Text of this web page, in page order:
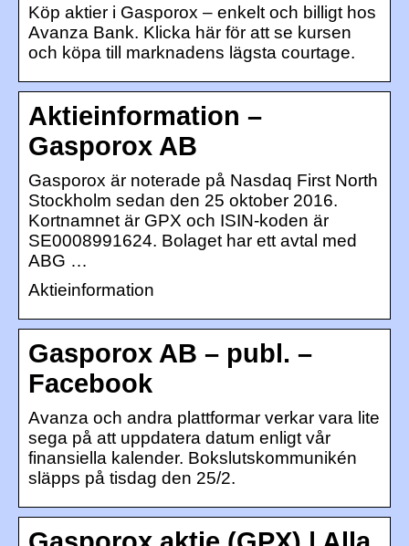
Köp aktier i Gasporox – enkelt och billigt hos
Avanza Bank. Klicka här för att se kursen
och köpa till marknadens lägsta courtage.
Aktieinformation –
Gasporox AB
Gasporox är noterade på Nasdaq First North
Stockholm sedan den 25 oktober 2016.
Kortnamnet är GPX och ISIN-koden är
SE0008991624. Bolaget har ett avtal med
ABG …
Aktieinformation
Gasporox AB – publ. –
Facebook
Avanza och andra plattformar verkar vara lite
sega på att uppdatera datum enligt vår
finansiella kalender. Bokslutskommunikén
släpps på tisdag den 25/2.